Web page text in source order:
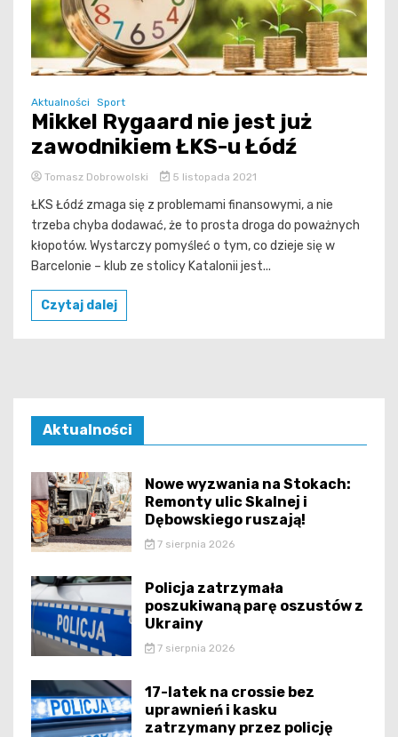
Aktualności Sport
Mikkel Rygaard nie jest już
zawodnikiem ŁKS-u Łódź
Tomasz Dobrowolski 5 listopada 2021
ŁKS Łódź zmaga się z problemami finansowymi, a nie
trzeba chyba dodawać, że to prosta droga do poważnych
kłopotów. Wystarczy pomyśleć o tym, co dzieje się w
Barcelonie – klub ze stolicy Katalonii jest...
Czytaj dalej
Aktualności
Nowe wyzwania na Stokach:
Remonty ulic Skalnej i
Dębowskiego ruszają!
7 sierpnia 2026
Policja zatrzymała
poszukiwaną parę oszustów z
Ukrainy
7 sierpnia 2026
17-latek na crossie bez
uprawnień i kasku
zatrzymany przez policję